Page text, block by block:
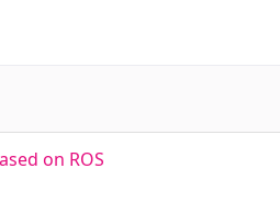
on ROS